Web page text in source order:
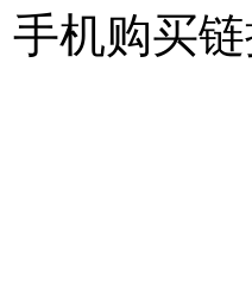
手机购买